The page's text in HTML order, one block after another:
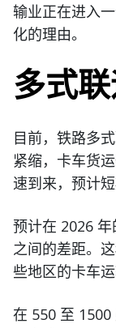
输业正在进入
化的理由。
多式
目前，铁路多
紧缩，卡车货
速到来，预计
预计在 2026
之间的差距。
些地区的卡车
在 550 至